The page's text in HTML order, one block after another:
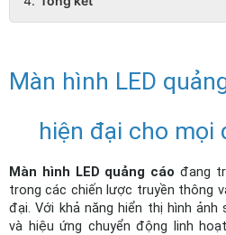
Màn hình LED
hiện đại cho mọi
Màn hình LED quảng cáo đang
trong các chiến lược truyền thông
đại. Với khả năng hiển thị hình
và hiệu ứng chuyển động linh